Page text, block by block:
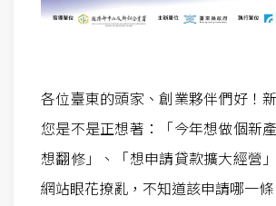
各位臺東的頭家、創業夥伴們好！
您是不是正想著：「今年想做個新
想翻修」、「想申請貸款擴大經營
網站眼花撩亂，不知道該申請哪一條